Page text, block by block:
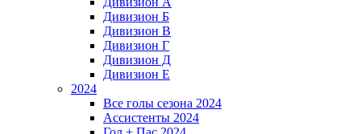
Дивизион Б
Дивизион В
Дивизион Г
Дивизион Д
Дивизион Е
2024
Все голы сезона 2024
Ассистенты 2024